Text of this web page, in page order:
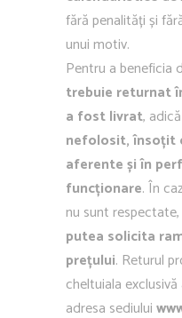
fără penalități și
unui motiv.
Pentru a beneficia
trebuie returnat
a fost livrat,
nefolosit, însoțit
aferente și în
funcționare. În
nu sunt respectate,
putea solicita
prețului. Returul
cheltuiala
adresa sediului